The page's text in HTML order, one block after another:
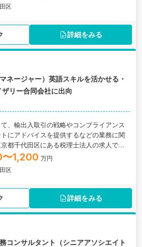
区
詳細をみる
ネージャー）英語スキルを活かせる・
リー合同会社に出向
、輸出入取引の戦略やコンプライアンス
にアドバイスを提供するなどの業務に関
都千代田区にある税理士法人の求人で
1,200 万円
区
詳細をみる
コンサルタント（シニアアソシエイト